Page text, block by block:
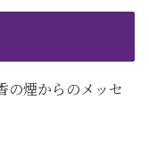
の煙からのメッセ